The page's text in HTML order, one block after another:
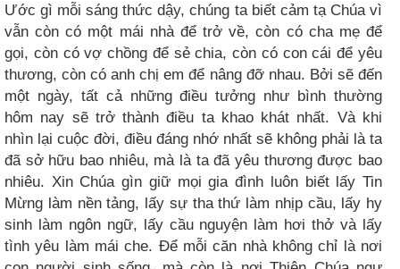
Ước gì mỗi sáng thức dậy, chúng ta biết cảm tạ Chúa vì
vẫn còn có một mái nhà để trở về, còn có cha mẹ để
gọi, còn có vợ chồng để sẻ chia, còn có con cái để yêu
thương, còn có anh chị em để nâng đỡ nhau. Bởi sẽ đến
một ngày, tất cả những điều tưởng như bình thường
hôm nay sẽ trở thành điều ta khao khát nhất. Và khi
nhìn lại cuộc đời, điều đáng nhớ nhất sẽ không phải là ta
đã sở hữu bao nhiêu, mà là ta đã yêu thương được bao
nhiêu. Xin Chúa gìn giữ mọi gia đình luôn biết lấy Tin
Mừng làm nền tảng, lấy sự tha thứ làm nhịp cầu, lấy hy
sinh làm ngôn ngữ, lấy cầu nguyện làm hơi thở và lấy
tình yêu làm mái che. Để mỗi căn nhà không chỉ là nơi